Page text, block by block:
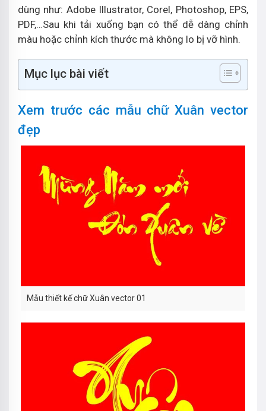
dùng như: Adobe Illustrator, Corel, Photoshop, EPS,
PDF,…Sau khi tải xuống bạn có thể dễ dàng chỉnh
màu hoặc chỉnh kích thước mà không lo bị vỡ hình.
Mục lục bài viết
Xem trước các mẫu chữ Xuân vector
đẹp
Mẫu thiết kế chữ Xuân vector 01